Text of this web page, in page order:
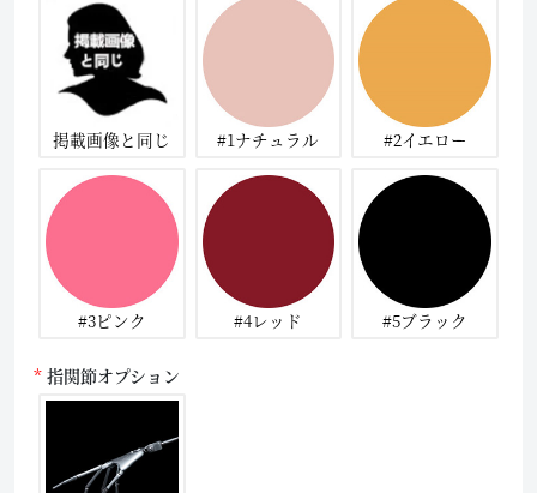
掲載画像と同じ #1ナチュラル #2イエロー
#3ピンク #4レッド #5ブラック
指関節オプション